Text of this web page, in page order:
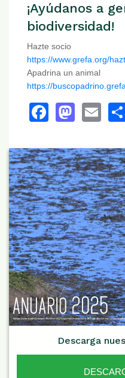
¡Ayúdanos a
biodiversidad!
Hazte socio
https://www.grefa.org/
Apadrina un animal
https://
Descarga